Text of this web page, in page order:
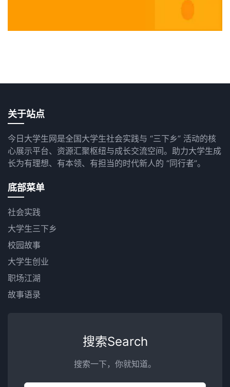
关于站点
今日大学生网是全国大学生社会实践与 “三下乡” 活动的核
心展示平台、资源汇聚枢纽与成长交流空间。助力大学生成
长为有理想、有本领、有担当的时代新人的 “同行者”。
底部菜单
社会实践
大学生三下乡
校园故事
大学生创业
职场江湖
故事语录
搜索Search
搜索一下，你就知道。